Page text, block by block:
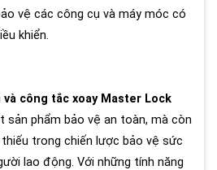
vệ các công cụ và máy móc có
khiển.
và công tắc xoay Master Lock
sản phẩm bảo vệ an toàn, mà còn
trong chiến lược bảo vệ sức
lao động. Với những tính năng